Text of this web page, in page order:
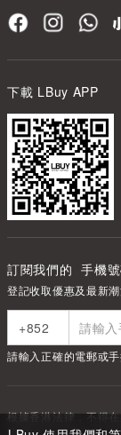
下載 LBuy APP
訂閱我們的 手機
登記收取優惠及最新
請輸入正確的電郵或
根據香港法律，不得
Under the law of